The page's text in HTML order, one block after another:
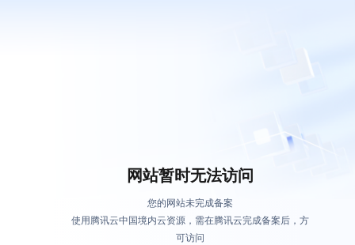
网站暂时无法访问
您的网站未完成备案
使用腾讯云中国境内云资源，需在腾讯云完成备案后，方
可访问